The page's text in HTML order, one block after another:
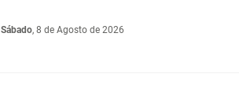
Sábado, 8 de Agosto de 2026